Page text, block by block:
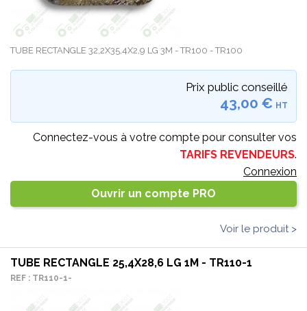
TUBE RECTANGLE 32,2X35,4X2,9 LG 3M - TR100 - TR100
Prix public conseillé
43,00 € HT
Connectez-vous à votre compte pour consulter vos
TARIFS REVENDEURS.
Connexion
Ouvrir un compte PRO
Voir le produit >
TUBE RECTANGLE 25,4X28,6 LG 1M - TR110-1
REF : TR110-1-